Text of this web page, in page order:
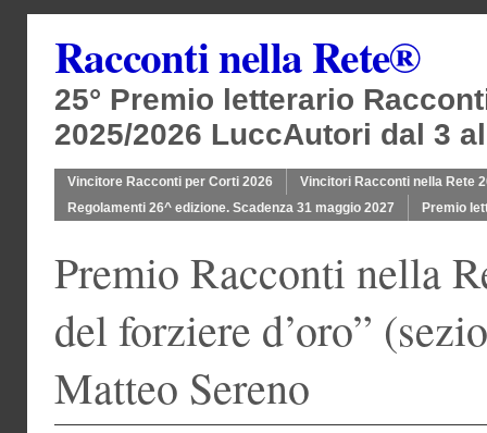
Racconti nella Rete®
25° Premio letterario
2025/2026 LuccAutori dal 3
Vincitore Racconti per Corti 2026
Vincitori Racconti nella Rete
Regolamenti 26^ edizione. Scadenza 31 maggio 2027
Premio
Premio Racconti nella
del forziere d’oro”
Matteo Sereno